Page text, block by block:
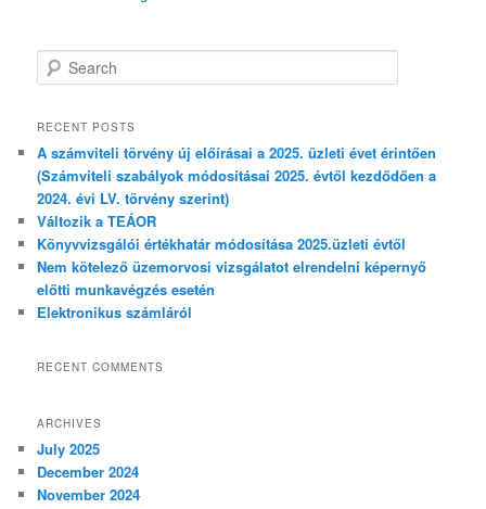
e
r
h
RECENT POSTS
A számviteli törvény új előírásai a 2025. üzleti évet érintően
(Számviteli szabályok módosításai 2025. évtől kezdődően a
2024. évi LV. törvény szerint)
Változik a TEÁOR
Könyvvizsgálói értékhatár módosítása 2025.üzleti évtől
Nem kötelező üzemorvosi vizsgálatot elrendelni képernyő
előtti munkavégzés esetén
Elektronikus számláról
RECENT COMMENTS
ARCHIVES
July 2025
December 2024
November 2024